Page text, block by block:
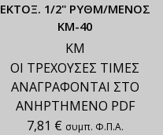
ΕΚΤΟΞ. 1/2" ΡΥΘΜ/ΜΕΝΟΣ
ΚΜ-40
ΚΜ
ΟΙ ΤΡΕΧΟΥΣΕΣ ΤΙΜΕΣ
ΑΝΑΓΡΑΦΟΝΤΑΙ ΣΤΟ
ΑΝΗΡΤΗΜΕΝΟ PDF
7,81 € συμπ. Φ.Π.Α.